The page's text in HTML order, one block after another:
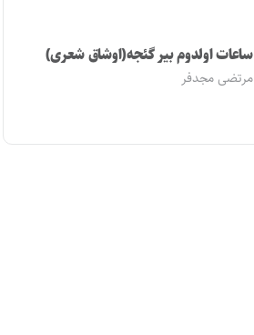
ساعات اولدوم بیر گئجه(اوشاق شعری)
مرتضی مجدفر